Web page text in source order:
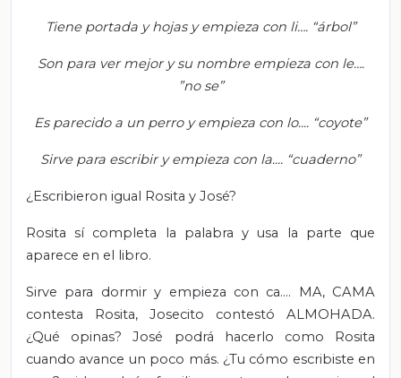
Tiene portada y hojas y empieza con li…. “árbol”
Son para ver mejor y su nombre empieza con le….
”no se”
Es parecido a un perro y empieza con lo.... “coyote”
Sirve para escribir y empieza con la.... “cuaderno”
¿Escribieron igual Rosita y José?
Rosita sí completa la palabra y usa la parte que
aparece en el libro.
Sirve para dormir y empieza con ca.... MA, CAMA
contesta Rosita, Josecito contestó ALMOHADA.
¿Qué opinas? José podrá hacerlo como Rosita
cuando avance un poco más. ¿Tu cómo escribiste en